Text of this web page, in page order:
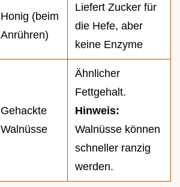
Honig (beim
Anrühren)
Liefert Zucker für
die Hefe, aber
keine Enzyme
Gehackte
Walnüsse
Ähnlicher
Fettgehalt.
Hinweis:
Walnüsse können
schneller ranzig
werden.